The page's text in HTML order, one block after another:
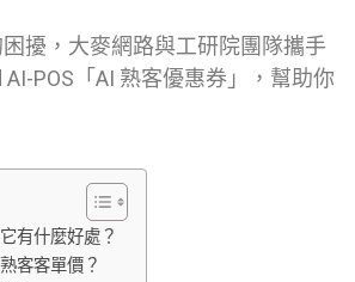
擾，大麥網路與工研院團隊攜手
AI-POS「AI 熟客優惠券」，幫助你
有什麼好處？
客客單價？